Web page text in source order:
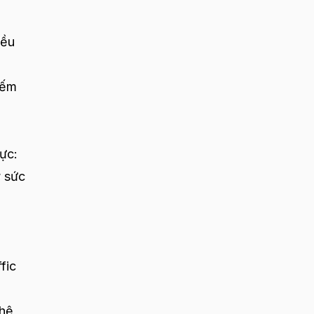
sức